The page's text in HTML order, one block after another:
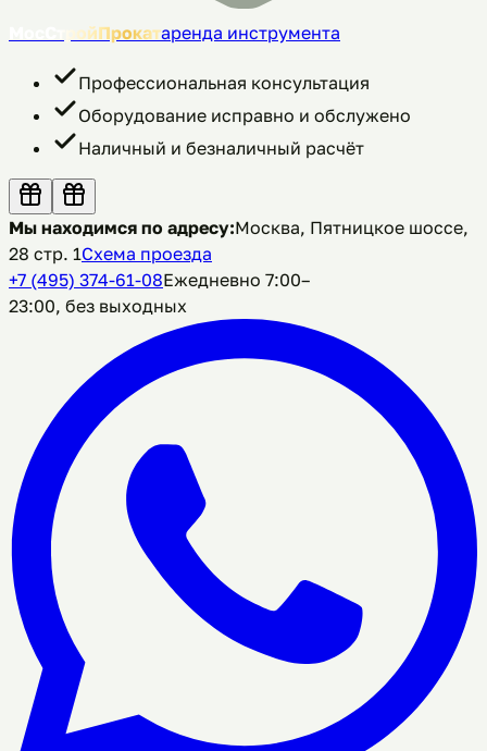
МосСтройПрокатаренда инструмента
Профессиональная консультация
Оборудование исправно и обслужено
Наличный и безналичный расчёт
Мы находимся по адресу:Москва, Пятницкое шоссе,
28 стр. 1Схема проезда
+7 (495) 374-61-08Ежедневно 7:00–
23:00, без выходных